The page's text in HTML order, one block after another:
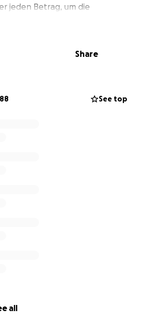
jeden Betrag, um die
näher an ihren Traum der
Share
88 See top
all